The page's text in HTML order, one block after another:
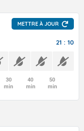
METTRE À JOUR
21 : 10
30
min
40
min
50
min